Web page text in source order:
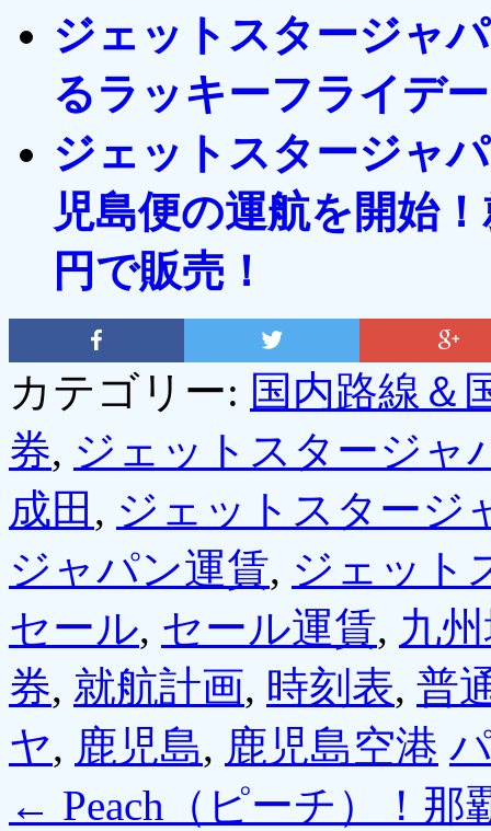
ジェットスタージャ
るラッキーフライデ
ジェットスタージャ
児島便の運航を開始
円で販売！
カテゴリー: 国内路線＆
券, ジェットスタージャ
成田 , ジェットスタージ
ジャパン運賃, ジェット
セール, セール運賃, 九
券, 就航計画, 時刻表, 普
ヤ, 鹿児島, 鹿児島空港
← Peach（ピーチ）！